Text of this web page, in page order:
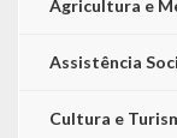
Agricultura e
Assistência
Cultura e